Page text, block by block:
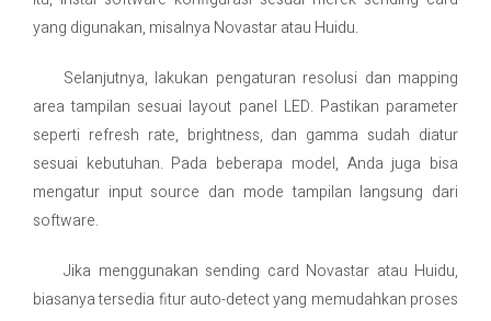
yang digunakan, misalnya Novastar atau Huidu.
Selanjutnya, lakukan pengaturan resolusi dan mapping
area tampilan sesuai layout panel LED. Pastikan parameter
seperti refresh rate, brightness, dan gamma sudah diatur
sesuai kebutuhan. Pada beberapa model, Anda juga bisa
mengatur input source dan mode tampilan langsung dari
software.
Jika menggunakan sending card Novastar atau Huidu,
biasanya tersedia fitur auto-detect yang memudahkan proses